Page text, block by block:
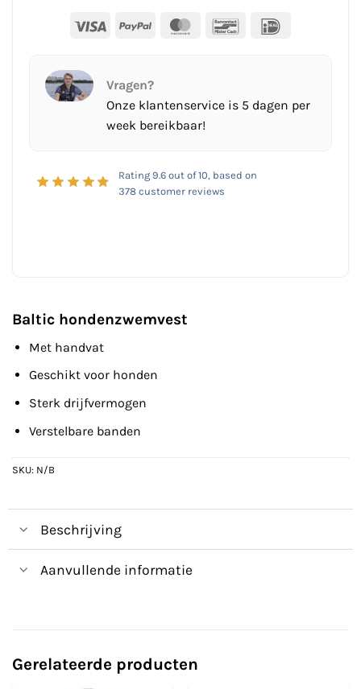
Visa PayPal MasterCardBancontact
Vragen?
Onze klantenservice is 5 dagen per
week bereikbaar!
Rating 9.6out of 10, based on
378customer reviews
Baltic hondenzwemvest
Met handvat
Geschikt voor honden
Sterk drijfvermogen
Verstelbare banden
SKU: N/B
Beschrijving
Aanvullende informatie
Gerelateerde producten